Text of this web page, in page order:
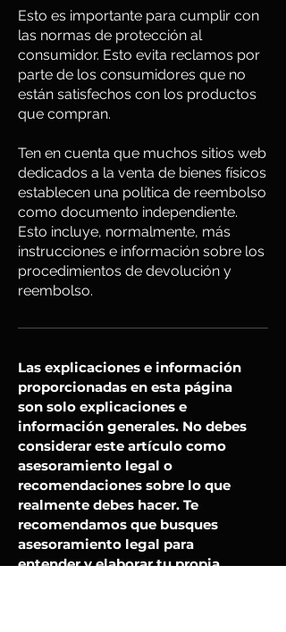
Esto es importante para cumplir con
las normas de protección al
consumidor. Esto evita reclamos por
parte de los consumidores que no
están satisfechos con los productos
que compran.
Ten en cuenta que muchos sitios web
dedicados a la venta de bienes físicos
establecen una política de reembolso
como documento independiente.
Esto incluye, normalmente, más
instrucciones e información sobre los
procedimientos de devolución y
reembolso.
Las explicaciones e información
proporcionadas en esta página
son solo explicaciones e
información generales. No debes
considerar este artículo como
asesoramiento legal o
recomendaciones sobre lo que
realmente debes hacer. Te
recomendamos que busques
asesoramiento legal para
entender y elaborar tu propia